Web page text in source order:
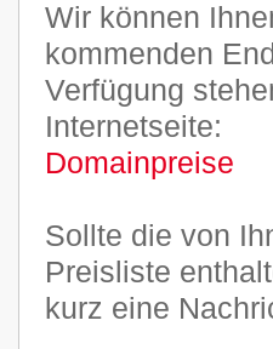
Wir können
kommenden
Verfügung
Internetseite:
Domainpreise
Sollte die von
Preisliste
kurz eine